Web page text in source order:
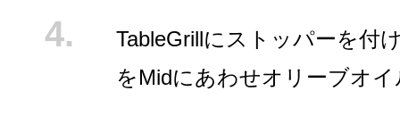
TableGrillにストッパーを付
をMidにあわせオリーブオ